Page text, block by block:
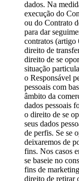
dados. Na
execução do
ou do Contrato
para dar
contratos (artigo
direito de
direito de se
situação
o Responsável
pessoais com
âmbito da
dados pessoais
o direito de se
seus dados
de perfis. Se se
deixaremos de
fins. Nos casos
se baseie no
fins de
direito de retirar